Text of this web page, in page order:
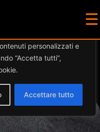
personalizzati e
“Accetta tutti”,
Accettare tutto
☰